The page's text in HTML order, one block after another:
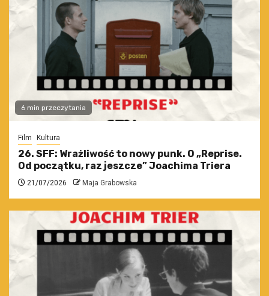
6 min przeczytania
Film Kultura
26. SFF: Wrażliwość to nowy punk. O „Reprise.
Od początku, raz jeszcze” Joachima Triera
21/07/2026 Maja Grabowska